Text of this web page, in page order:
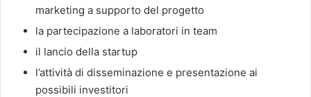
marketing a supporto del progetto
la partecipazione a laboratori in team
il lancio della startup
l’attività di disseminazione e presentazione ai
possibili investitori